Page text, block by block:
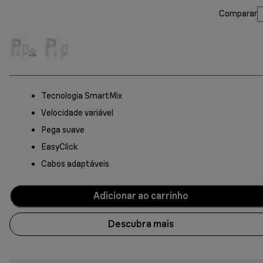
Comparar
Tecnologia SmartMix
Velocidade variável
Pega suave
EasyClick
Cabos adaptáveis
Adicionar ao carrinho
Descubra mais